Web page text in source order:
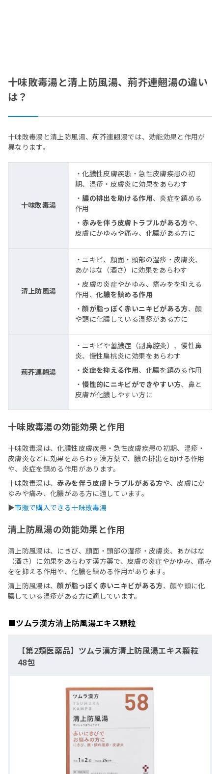
十味敗毒湯と清上防風湯、荊芥連翹湯の違い
は？
十味敗毒湯と清上防風湯、荊芥連翹湯では、効能効果と作用が
異なります。
十味敗毒湯
・化膿性皮膚疾患・急性皮膚疾患の初
期、湿疹・皮膚炎に効果をあらわす
・ 膿の排出を助ける作用、炎症を鎮める
作用
・赤みを伴う皮膚トラブルがある方や、
皮膚にかゆみや痛み、化膿がある方に
清上防風湯
・ニキビ、顔面・頭部の湿疹・皮膚炎、
あかはな（酒さ）に効果をあらわす
・皮膚の炎症やかゆみ、痛みをを抑える
作用、化膿を鎮める作用
・顔が脂っぽく赤いニキビがある方、顔
や頭に化膿している湿疹がある方に
荊芥連翹湯
・ニキビや蓄膿症（副鼻腔炎）、慢性鼻
炎、慢性扁桃炎に効果をあらわす
・ 炎症を抑える作用、化膿を鎮める作用
・慢性的にニキビができやすい方、鼻と
皮膚が化膿しやすい方に
十味敗毒湯の効能効果と作用
十味敗毒湯は、化膿性皮膚疾患・急性皮膚疾患の初期、湿疹・
皮膚炎などに効果をあらわす漢方薬で、膿の排出を助ける作用
や、炎症を鎮める作用があります。
十味敗毒湯は、赤みを伴う皮膚トラブルがある方や、皮膚にか
ゆみや痛み、化膿がある方に適しています。
▶市販で購入できる十味敗毒湯
清上防風湯の効能効果と作用
清上防風湯は、にきび、顔面・頭部の湿疹・皮膚炎、あかはな
（酒さ）に効果をあらわす漢方薬で、皮膚の炎症やかゆみ、痛み
をを抑える作用や、化膿を鎮める作用があります。
清上防風湯は、顔が脂っぽく赤いニキビがある方、顔や頭に化
膿している湿疹がある方に適しています。
■ツムラ漢方清上防風湯エキス顆粒
【第2類医薬品】ツムラ漢方清上防風湯エキス顆粒
48包